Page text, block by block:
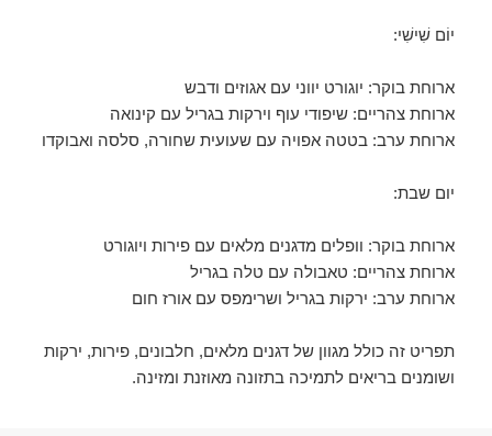
יוֹם שִׁישִׁי:
ארוחת בוקר: יוגורט יווני עם אגוזים ודבש
ארוחת צהריים: שיפודי עוף וירקות בגריל עם קינואה
ארוחת ערב: בטטה אפויה עם שעועית שחורה, סלסה ואבוקדו
יום שבת:
ארוחת בוקר: וופלים מדגנים מלאים עם פירות ויוגורט
ארוחת צהריים: טאבולה עם טלה בגריל
ארוחת ערב: ירקות בגריל ושרימפס עם אורז חום
תפריט זה כולל מגוון של דגנים מלאים, חלבונים, פירות, ירקות
ושומנים בריאים לתמיכה בתזונה מאוזנת ומזינה.